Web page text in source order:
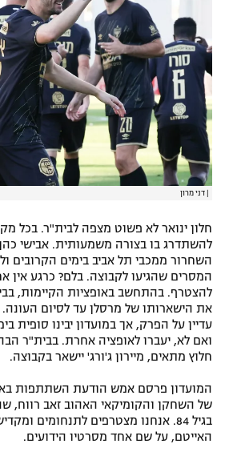
דני מרון
חלון ינואר לא פשוט מצפה לבית"ר. בכל
להשתדרג בו בצורה משמעותית. אבישי
השחרור ממכבי תל אביב בימים הקרובים
המסרים שהגיעו לקבוצה. בלם? כרגע אין
להצטרף. בהתחשב באופציות הקיימות,
את הישארותו של מרסלן עד לסיום העונה.
עדיין על הפרק, אך במועדון יבינו סופית
ואם לא, יעברו לאופציה אחרת. בבית"ר
חלוץ מתאים, מיירון ג'ורג' יישאר בקבוצה.
המועדון פרסם אמש הודעת השתתפות
של השחקן והקומיקאי האהוב זאב רווח,
בגיל 84. אנחנו מצטרפים לתנחומים
האייטם, על שם אחד מסרטיו הידועים.